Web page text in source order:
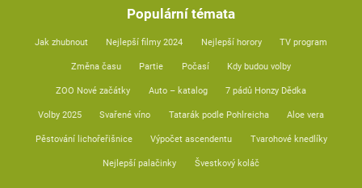
Populární témata
Jak zhubnout Nejlepší filmy 2024 Nejlepší horory TV program
Změna času Partie Počasí Kdy budou volby
ZOO Nové začátky Auto – katalog 7 pádů Honzy Dědka
Volby 2025 Svařené víno Tatarák podle Pohlreicha Aloe vera
Pěstování lichořeřišnice Výpočet ascendentu Tvarohové knedlíky
Nejlepší palačinky Švestkový koláč